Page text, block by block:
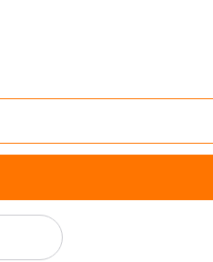
adaptés aux familles
aux familles